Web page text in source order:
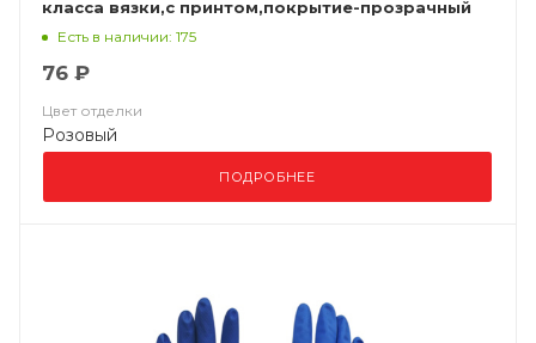
класса вязки,с принтом,покрытие-прозрачный
нитрил)
Есть в наличии: 175
76 ₽
Цвет отделки
Розовый
ПОДРОБНЕЕ